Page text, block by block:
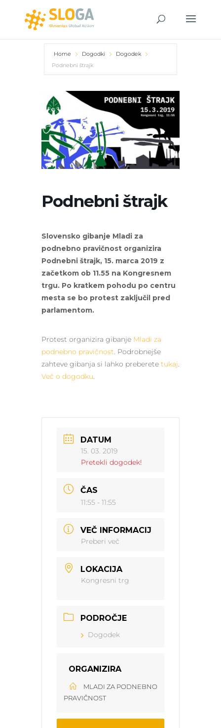
Home Dogodki
Dogodek
Podnebni štrajk
Podnebni štrajk
Slovensko gibanje Mladi za
podnebno pravičnost organizira
Podnebni štrajk, 15. marca 2019 z
začetkom ob 11.55 na Kongresnem
trgu. Po kratkem pohodu po centru
mesta se bo protest zaključil pred
parlamentom.
Protest organizira gibanje Mladi za
podnebno pravičnost. Podrobnejše
zahteve gibanja si lahko preberete tukaj.
Več o dogodku.
DATUM
15. 03. 2019
Pretekli dogodek!
ČAS
11:55 - 11:55
VEČ INFORMACIJ
Preberi več
LOKACIJA
Kongresni trg
PODROČJE
Dogodek
ORGANIZIRA
MLADI ZA PODNEBNO
PRAVIČNOST